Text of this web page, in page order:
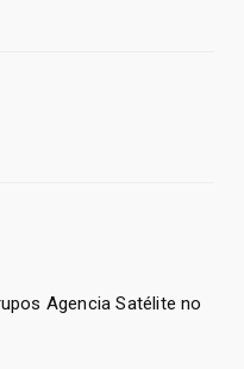
Agencia Satélite no